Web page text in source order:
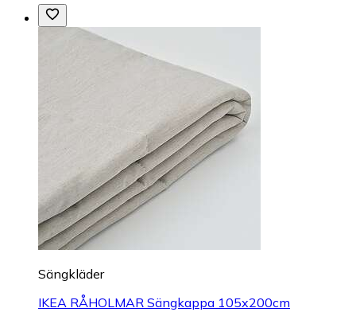
Sängkläder
IKEA RÅHOLMAR Sängkappa 105x200cm